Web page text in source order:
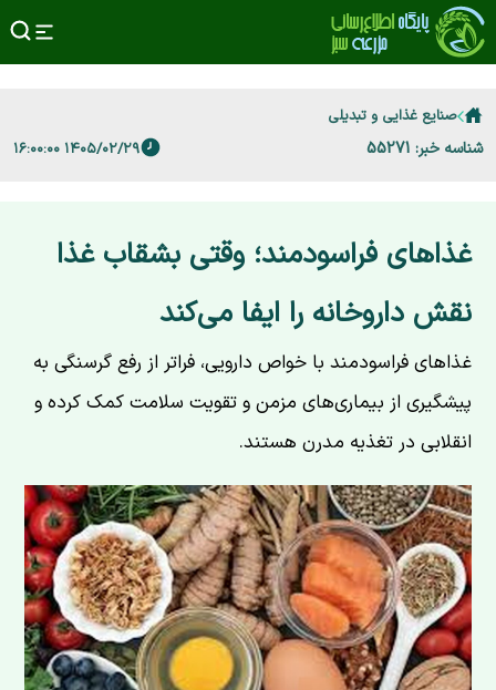
صنایع غذایی و تبدیلی
شناسه خبر: 55271 ۱۴۰۵/۰۲/۲۹ ۱۶:۰۰:۰۰
غذاهای فراسودمند؛ وقتی بشقاب غذا
نقش داروخانه را ایفا می‌کند
غذاهای فراسودمند با خواص دارویی، فراتر از رفع گرسنگی به
پیشگیری از بیماری‌های مزمن و تقویت سلامت کمک کرده و
انقلابی در تغذیه مدرن هستند.